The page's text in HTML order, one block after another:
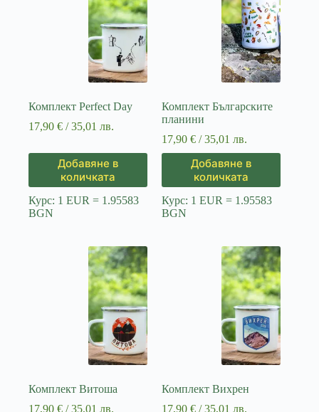
Комплект Perfect Day
17,90 € / 35,01 лв.
Добавяне в
количката
Курс: 1 EUR = 1.95583
BGN
Комплект Българските
планини
17,90€ / 35,01 лв.
Добавяне в
количката
Курс: 1 EUR = 1.95583
BGN
Комплект Витоша
17,90 € / 35,01 лв.
Комплект Вихрен
17,90€ / 35,01 лв.